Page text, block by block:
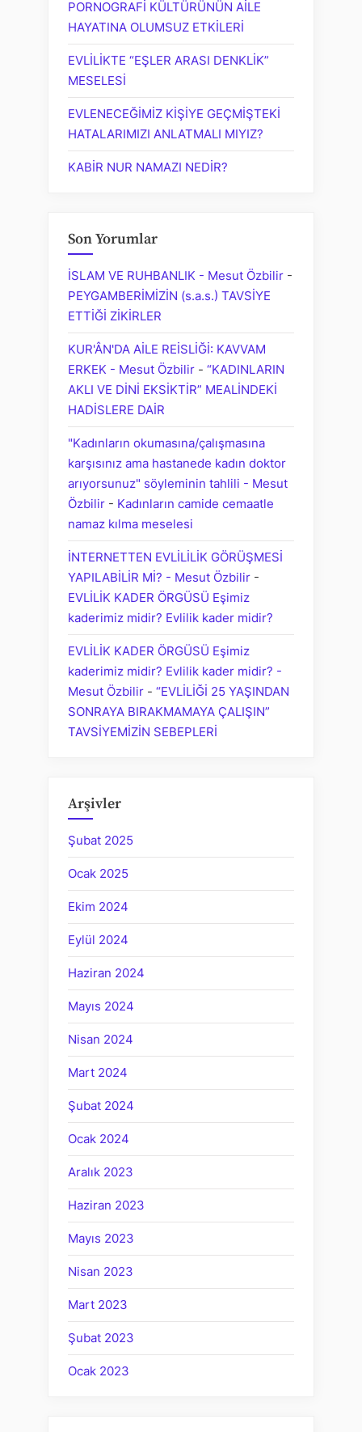
PORNOGRAFİ KÜLTÜRÜNÜN AİLE
HAYATINA OLUMSUZ ETKİLERİ
EVLİLİKTE “EŞLER ARASI DENKLİK”
MESELESİ
EVLENECEĞİMİZ KİŞİYE GEÇMİŞTEKİ
HATALARIMIZI ANLATMALI MIYIZ?
KABİR NUR NAMAZI NEDİR?
Son Yorumlar
İSLAM VE RUHBANLIK - Mesut Özbilir -
PEYGAMBERİMİZİN (s.a.s.) TAVSİYE
ETTİĞİ ZİKİRLER
KUR'ÂN'DA AİLE REİSLİĞİ: KAVVAM
ERKEK - Mesut Özbilir - “KADINLARIN
AKLI VE DİNİ EKSİKTİR” MEALİNDEKİ
HADİSLERE DAİR
"Kadınların okumasına/çalışmasına
karşısınız ama hastanede kadın doktor
arıyorsunuz" söyleminin tahlili - Mesut
Özbilir - Kadınların camide cemaatle
namaz kılma meselesi
İNTERNETTEN EVLİLİLİK GÖRÜŞMESİ
YAPILABİLİR Mİ? - Mesut Özbilir -
EVLİLİK KADER ÖRGÜSÜ Eşimiz
kaderimiz midir? Evlilik kader midir?
EVLİLİK KADER ÖRGÜSÜ Eşimiz
kaderimiz midir? Evlilik kader midir? -
Mesut Özbilir - “EVLİLİĞİ 25 YAŞINDAN
SONRAYA BIRAKMAMAYA ÇALIŞIN”
TAVSİYEMİZİN SEBEPLERİ
Arşivler
Şubat 2025
Ocak 2025
Ekim 2024
Eylül 2024
Haziran 2024
Mayıs 2024
Nisan 2024
Mart 2024
Şubat 2024
Ocak 2024
Aralık 2023
Haziran 2023
Mayıs 2023
Nisan 2023
Mart 2023
Şubat 2023
Ocak 2023